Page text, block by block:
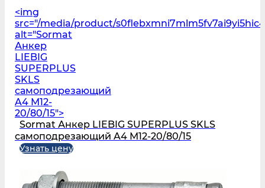
<img
src="/media/product/
alt="Sormat
Анкер
LIEBIG
SUPERPLUS
SKLS
самоподрезающий
A4 M12-
20/80/15">
Sormat Анкер LIEBIG SUPERPLUS SKLS
самоподрезающий A4 M12-20/80/15
Узнать цену